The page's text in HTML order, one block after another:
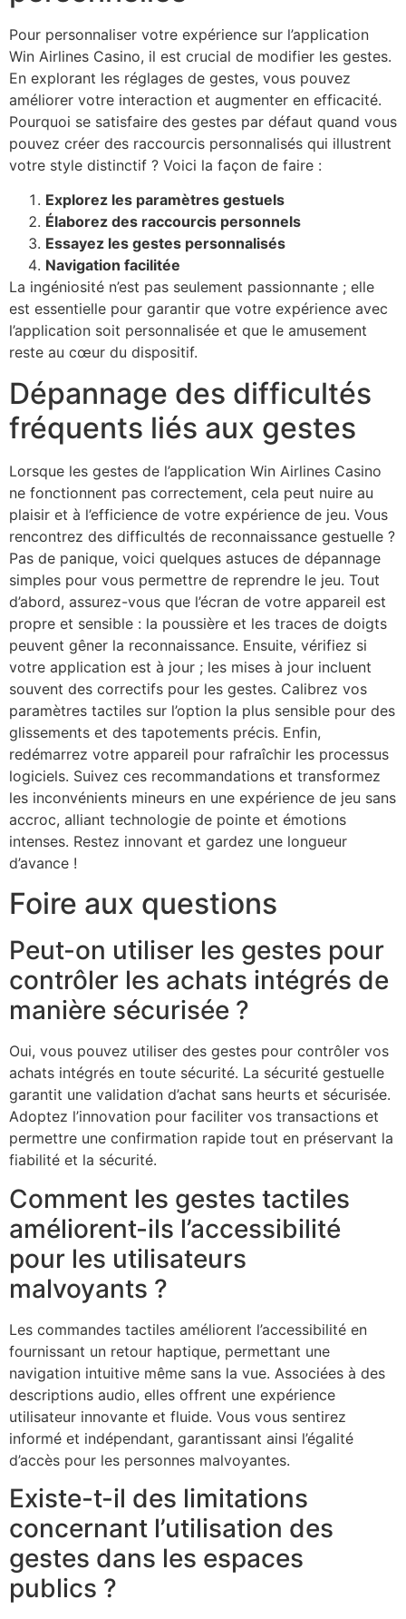
Pour personnaliser votre expérience sur l’application
Win Airlines Casino, il est crucial de modifier les gestes.
En explorant les réglages de gestes, vous pouvez
améliorer votre interaction et augmenter en efficacité.
Pourquoi se satisfaire des gestes par défaut quand vous
pouvez créer des raccourcis personnalisés qui illustrent
votre style distinctif ? Voici la façon de faire :
Explorez les paramètres gestuels
Élaborez des raccourcis personnels
Essayez les gestes personnalisés
Navigation facilitée
La ingéniosité n’est pas seulement passionnante ; elle
est essentielle pour garantir que votre expérience avec
l’application soit personnalisée et que le amusement
reste au cœur du dispositif.
Dépannage des difficultés
fréquents liés aux gestes
Lorsque les gestes de l’application Win Airlines Casino
ne fonctionnent pas correctement, cela peut nuire au
plaisir et à l’efficience de votre expérience de jeu. Vous
rencontrez des difficultés de reconnaissance gestuelle ?
Pas de panique, voici quelques astuces de dépannage
simples pour vous permettre de reprendre le jeu. Tout
d’abord, assurez-vous que l’écran de votre appareil est
propre et sensible : la poussière et les traces de doigts
peuvent gêner la reconnaissance. Ensuite, vérifiez si
votre application est à jour ; les mises à jour incluent
souvent des correctifs pour les gestes. Calibrez vos
paramètres tactiles sur l’option la plus sensible pour des
glissements et des tapotements précis. Enfin,
redémarrez votre appareil pour rafraîchir les processus
logiciels. Suivez ces recommandations et transformez
les inconvénients mineurs en une expérience de jeu sans
accroc, alliant technologie de pointe et émotions
intenses. Restez innovant et gardez une longueur
d’avance !
Foire aux questions
Peut-on utiliser les gestes pour
contrôler les achats intégrés de
manière sécurisée ?
Oui, vous pouvez utiliser des gestes pour contrôler vos
achats intégrés en toute sécurité. La sécurité gestuelle
garantit une validation d’achat sans heurts et sécurisée.
Adoptez l’innovation pour faciliter vos transactions et
permettre une confirmation rapide tout en préservant la
fiabilité et la sécurité.
Comment les gestes tactiles
améliorent-ils l’accessibilité
pour les utilisateurs
malvoyants ?
Les commandes tactiles améliorent l’accessibilité en
fournissant un retour haptique, permettant une
navigation intuitive même sans la vue. Associées à des
descriptions audio, elles offrent une expérience
utilisateur innovante et fluide. Vous vous sentirez
informé et indépendant, garantissant ainsi l’égalité
d’accès pour les personnes malvoyantes.
Existe-t-il des limitations
concernant l’utilisation des
gestes dans les espaces
publics ?